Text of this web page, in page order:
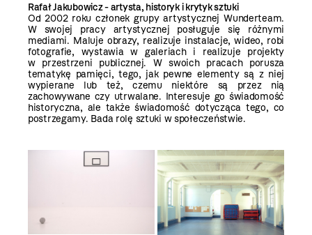
Rafał Jakubowicz - artysta, historyk i krytyk sztuki
Od 2002 roku członek grupy artystycznej Wunderteam.
W swojej pracy artystycznej posługuje się różnymi
mediami. Maluje obrazy, realizuje instalacje, wideo, robi
fotografie, wystawia w galeriach i realizuje projekty
w przestrzeni publicznej. W swoich pracach porusza
tematykę pamięci, tego, jak pewne elementy są z niej
wypierane lub też, czemu niektóre są przez nią
zachowywane czy utrwalane. Interesuje go świadomość
historyczna, ale także świadomość dotycząca tego, co
postrzegamy. Bada rolę sztuki w społeczeństwie.